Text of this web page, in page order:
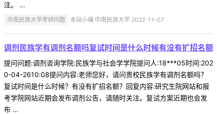
注。 ...
中南民族大学考研问题 本站小编 中南民族大学 2022-11-07
调剂民族学有调剂名额吗复试时间是什么时候有没有扩招名额
提问问题:调剂咨询学院:民族学与社会学学院提问人:18***05时间:202
0-04-2610:08提问内容:老师您好，请问贵校民族学有调剂名额吗？
复试时间是什么时候？有没有扩招名额？回复内容:研究生院网站和报
考学院网站近期会发布调剂公告，请随时关注。复试方案近期也会发
布 ...